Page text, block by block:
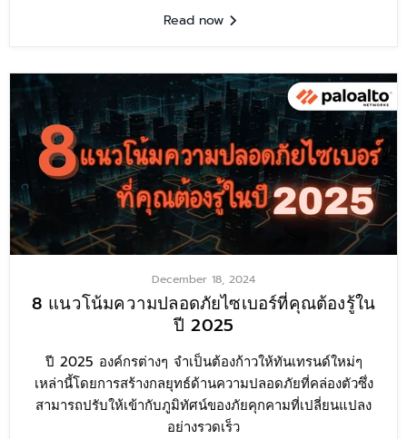
Read now
December 18, 2024
8 แนวโน้มความปลอดภัยไซเบอร์ที่คุณต้องรู้ใน
ปี 2025
ปี 2025 องค์กรต่างๆ จำเป็นต้องก้าวให้ทันเทรนด์ใหม่ๆ
เหล่านี้โดยการสร้างกลยุทธ์ด้านความปลอดภัยที่คล่องตัวซึ่ง
สามารถปรับให้เข้ากับภูมิทัศน์ของภัยคุกคามที่เปลี่ยนแปลง
อย่างรวดเร็ว